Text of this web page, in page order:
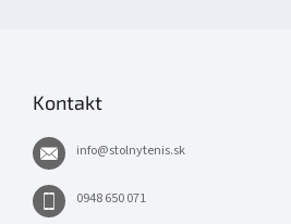
Kontakt
info@stolnytenis.sk
0948 650 071